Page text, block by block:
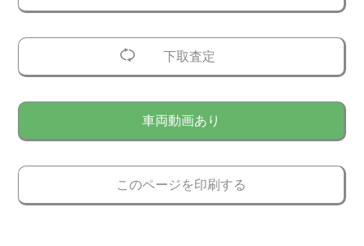
下取査定
車両動画あり
このページを印刷する